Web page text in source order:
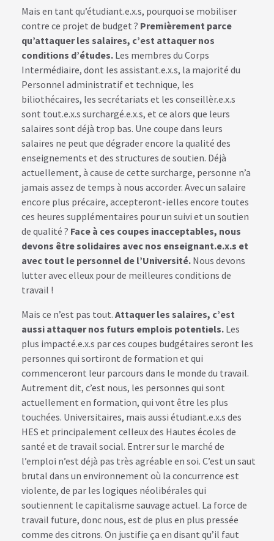
Mais en tant qu’étudiant.e.x.s, pourquoi se mobiliser
contre ce projet de budget ? Premièrement parce
qu’attaquer les salaires, c’est attaquer nos
conditions d’études. Les membres du Corps
Intermédiaire, dont les assistant.e.x.s, la majorité du
Personnel administratif et technique, les
biliothécaires, les secrétariats et les conseillèr.e.x.s
sont tout.e.x.s surchargé.e.x.s, et ce alors que leurs
salaires sont déjà trop bas. Une coupe dans leurs
salaires ne peut que dégrader encore la qualité des
enseignements et des structures de soutien. Déjà
actuellement, à cause de cette surcharge, personne n’a
jamais assez de temps à nous accorder. Avec un salaire
encore plus précaire, accepteront-ielles encore toutes
ces heures supplémentaires pour un suivi et un soutien
de qualité ? Face à ces coupes inacceptables, nous
devons être solidaires avec nos enseignant.e.x.s et
avec tout le personnel de l’Université. Nous devons
lutter avec elleux pour de meilleures conditions de
travail !
Mais ce n’est pas tout. Attaquer les salaires, c’est
aussi attaquer nos futurs emplois potentiels. Les
plus impacté.e.x.s par ces coupes budgétaires seront les
personnes qui sortiront de formation et qui
commenceront leur parcours dans le monde du travail.
Autrement dit, c’est nous, les personnes qui sont
actuellement en formation, qui vont être les plus
touchées. Universitaires, mais aussi étudiant.e.x.s des
HES et principalement celleux des Hautes écoles de
santé et de travail social. Entrer sur le marché de
l’emploi n’est déjà pas très agréable en soi. C’est un saut
brutal dans un environnement où la concurrence est
violente, de par les logiques néolibérales qui
soutiennent le capitalisme sauvage actuel. La force de
travail future, donc nous, est de plus en plus pressée
comme des citrons. On justifie ça en disant qu’il faut